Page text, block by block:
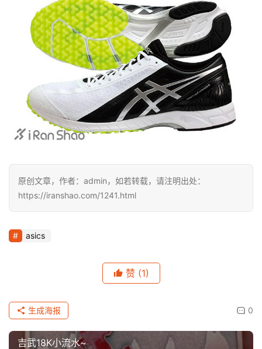
原创文章，作者：admin，如若转载，请注明出处：
https://iranshao.com/1241.html
asics
赞 (1)
0
生成海报
吉武18K小流水~